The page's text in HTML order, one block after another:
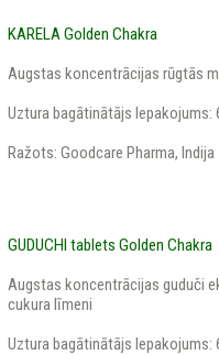
KARELA Golden Chakra
Augstas koncentrācijas rūgtās
Uztura bagātinātājs Iepakojums:
Ražots: Goodcare Pharma, Indija
GUDUCHI tablets Golden Chakra
Augstas koncentrācijas guduči
cukura līmeni
Uztura bagātinātājs Iepakojums: